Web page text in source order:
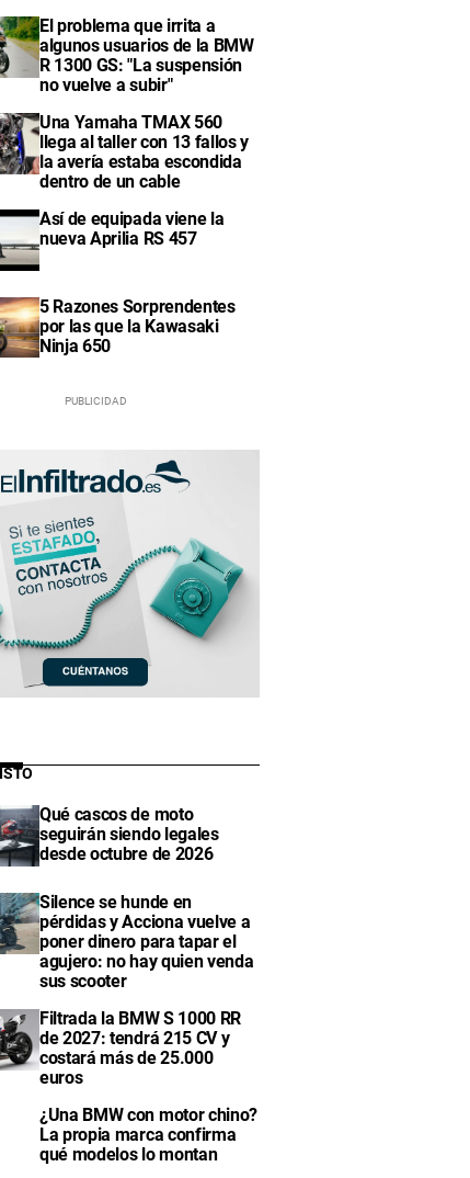
El problema que irrita a
algunos usuarios de la BMW
R 1300 GS: "La suspensión
no vuelve a subir"
Una Yamaha TMAX 560
llega al taller con 13 fallos y
la avería estaba escondida
dentro de un cable
Así de equipada viene la
nueva Aprilia RS 457
5 Razones Sorprendentes
por las que la Kawasaki
Ninja 650
Qué cascos de moto
seguirán siendo legales
desde octubre de 2026
Silence se hunde en
pérdidas y Acciona vuelve a
poner dinero para tapar el
agujero: no hay quien venda
sus scooter
Filtrada la BMW S 1000 RR
de 2027: tendrá 215 CV y
costará más de 25.000
euros
¿Una BMW con motor chino?
La propia marca confirma
qué modelos lo montan